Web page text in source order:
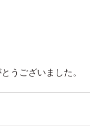
うございました。